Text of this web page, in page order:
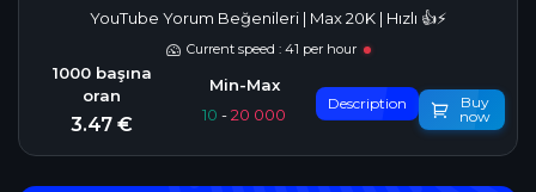
YouTube Yorum Beğenileri | Max 20K | Hızlı 👍⚡
Current speed : 41 per hour
3.47 € 10 -20 000
Description
Buy
now